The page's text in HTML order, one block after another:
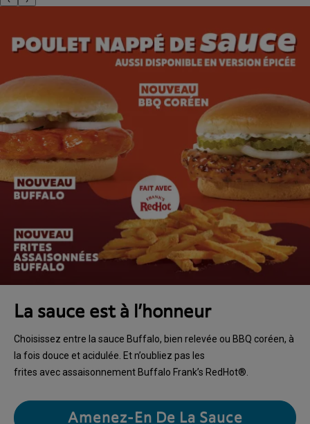
La sauce est à l’honneur
Choisissez entre la sauce Buffalo, bien relevée ou BBQ coréen, à
la fois douce et acidulée. Et n’oubliez pas les
frites avec assaisonnement Buffalo Frank’s RedHot®.
Amenez-En De La Sauce